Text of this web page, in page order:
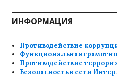
ИНФОРМАЦИЯ
Противодействие
Функциональная
Противодействие
Безопасность в сети